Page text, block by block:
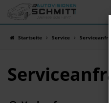
Zum
Hauptinhalt
Startseite Service